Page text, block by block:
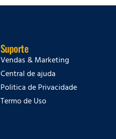
Suporte
Vendas & Marketing
Central de ajuda
Politica de Privacidade
Termo de Uso